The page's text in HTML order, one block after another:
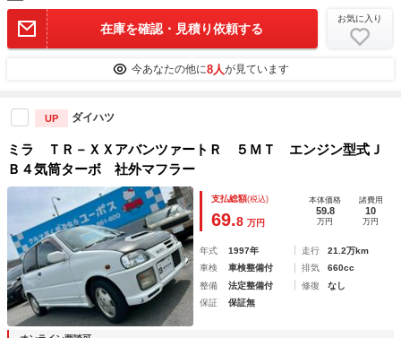
在庫を確認・見積り依頼する
お気に入り
今あなたの他に8人が見ています
UP ダイハツ
ミラ ＴＲ－ＸＸアバンツァートＲ ５ＭＴ エンジン型式Ｊ
Ｂ４気筒ターボ 社外マフラー
支払総額(税込)
69.8 万円
本体価格
59.8
万円
諸費用
10
万円
年式 1997年 走行
21.2万km
車検
車検整備付 排気
660cc
整備
法定整備付 修復
なし
保証
保証無